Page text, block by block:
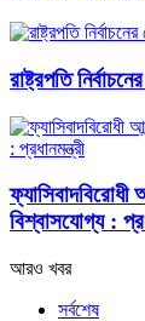
রাষ্ট্রপতি
বিশ্বাসযোগ্য :
আরও খবর
সর্বশেষ